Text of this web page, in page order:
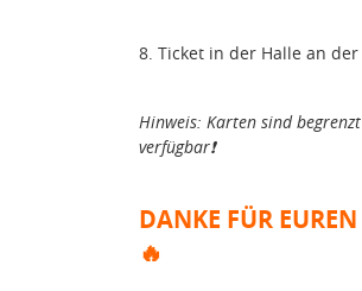
8. Ticket in der Halle an der
Hinweis: Karten sind
verfügbar❗️
DANKE FÜR
🔥